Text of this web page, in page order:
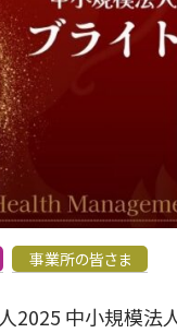
事業所の皆さま
2025 中小規模法